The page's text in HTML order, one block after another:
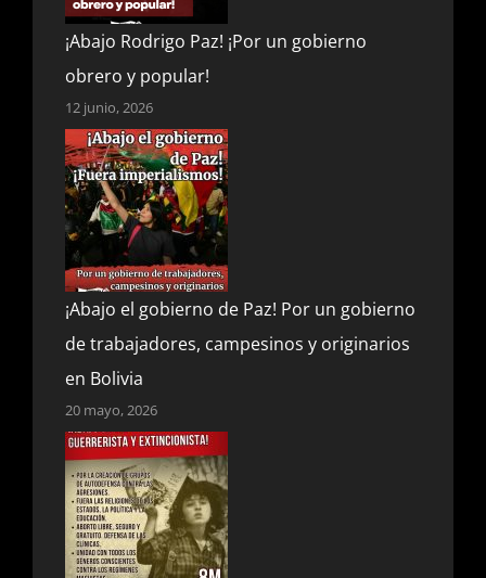
¡Abajo Rodrigo Paz! ¡Por un gobierno
obrero y popular!
12 junio, 2026
¡Abajo el gobierno de Paz! Por un gobierno
de trabajadores, campesinos y originarios
en Bolivia
20 mayo, 2026